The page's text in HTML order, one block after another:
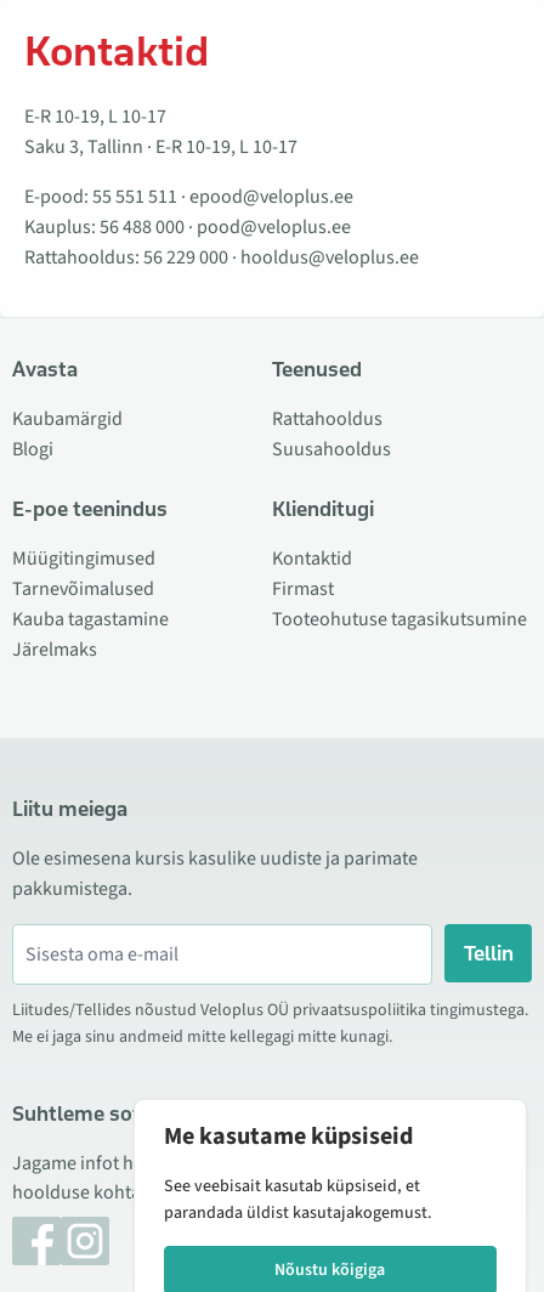
Kontaktid
E-R 10-19, L 10-17
Saku 3, Tallinn · E-R 10-19, L 10-17
E-pood:55 551 511 ·epood@veloplus.ee
Kauplus:56 488 000· pood@veloplus.ee
Rattahooldus:56 229 000· hooldus@veloplus.ee
Avasta
Kaubamärgid
Blogi
E-poe teenindus
Müügitingimused
Tarnevõimalused
Kauba tagastamine
Järelmaks
Teenused
Rattahooldus
Suusahooldus
Klienditugi
Kontaktid
Firmast
Tooteohutuse tagasikutsumine
Liitu meiega
Ole esimesena kursis kasulike uudiste ja parimate
pakkumistega.
Tellin
Liitudes/Tellides nõustud Veloplus OÜ privaatsuspoliitika tingimustega.
Me ei jaga sinu andmeid mitte kellegagi mitte kunagi.
Suhtleme sotsiaalmeedias
Jagame infot hea hinna kampaaniate, uute toodete ning
hoolduse kohta. Mõnikord teeme ka tooteülevaateid.
Me kasutame küpsiseid
See veebisait kasutab küpsiseid, et
parandada üldist kasutajakogemust.
Nõustu kõigiga